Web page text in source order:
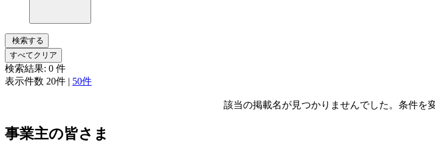
検索する
すべてクリア
検索結果: 0 件
表示件数 20件 | 50件
該当の掲載名が見つかりませんでした。条件を
事業主の皆さま